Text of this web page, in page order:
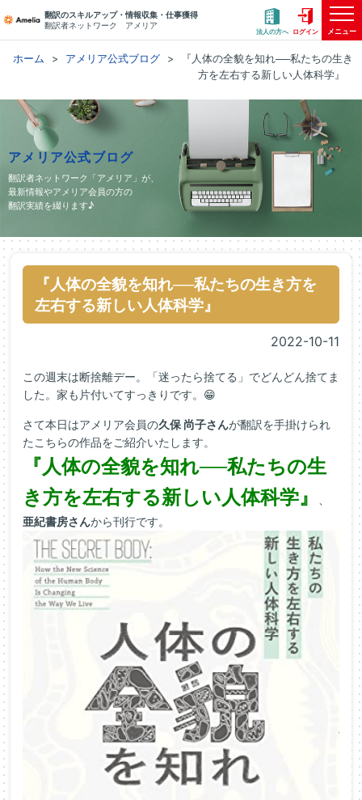
翻訳のスキルアップ・情報収集・仕事獲得
翻訳者ネットワーク アメリア
法人の方へ ログイン メニュー
ホーム アメリア公式ブログ
『人体の全貌を知れ──私たちの生き
方を左右する新しい人体科学』
アメリア公式ブログ
翻訳者ネットワーク「アメリア」が、
最新情報やアメリア会員の方の
翻訳実績を綴ります♪
『人体の全貌を知れ──私たちの生き方を
左右する新しい人体科学』
2022-10-11
この週末は断捨離デー。「迷ったら捨てる」でどんどん捨てま
した。家も片付いてすっきりです。😁
さて本日はアメリア会員の久保 尚子さんが翻訳を手掛けられ
たこちらの作品をご紹介いたします。
『人体の全貌を知れ──私たちの生
き方を左右する新しい人体科学』
亜紀書房さんから刊行です。